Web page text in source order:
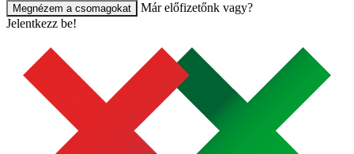
Megnézem a csomagokat
Már előfizetőnk vagy?
Jelentkezz be!